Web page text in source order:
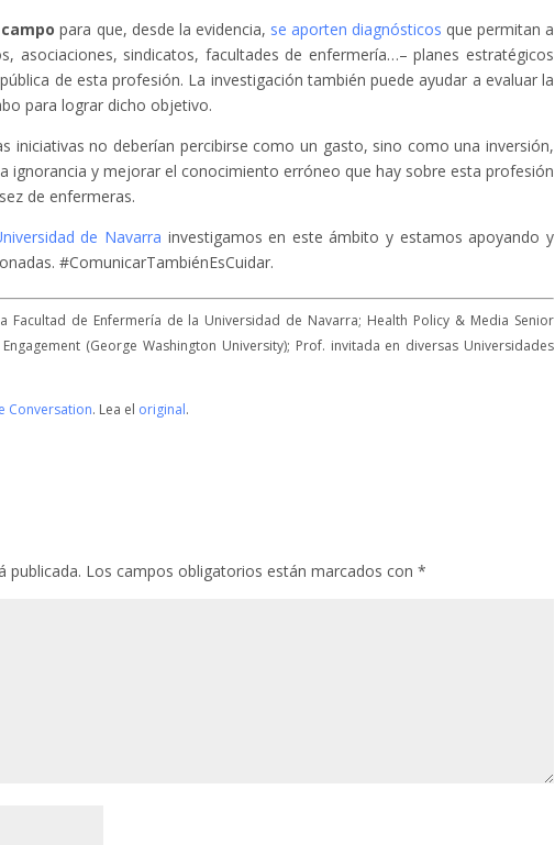
para que, desde la evidencia, se aporten diagnósticos que permitan a
asociaciones, sindicatos, facultades de enfermería…– planes estratégicos
de esta profesión. La investigación también puede ayudar a evaluar la
para lograr dicho objetivo.
iniciativas no deberían percibirse como un gasto, sino como una inversión,
ignorancia y mejorar el conocimiento erróneo que hay sobre esta profesión
de enfermeras.
de Navarra investigamos en este ámbito y estamos apoyando y
#ComunicarTambiénEsCuidar.
Facultad de Enfermería de la Universidad de Navarra; Health Policy & Media Senior
(George Washington University); Prof. invitada en diversas Universidades
Conversation. Lea el original.
publicada. Los campos obligatorios están marcados con *